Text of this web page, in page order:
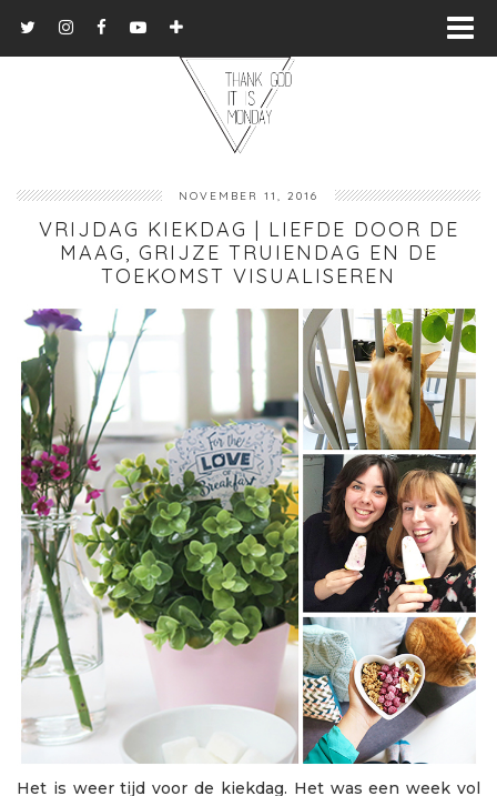
NOVEMBER 11, 2016
VRIJDAG KIEKDAG | LIEFDE DOOR DE
MAAG, GRIJZE TRUIENDAG EN DE
TOEKOMST VISUALISEREN
Het is weer tijd voor de kiekdag. Het was een week vol